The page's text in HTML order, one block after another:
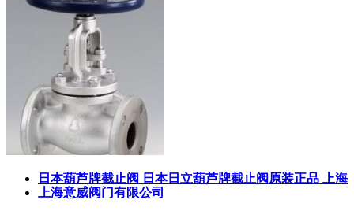
日本葫芦牌截止阀 日本日立葫芦牌截止阀原装正品 上海
上海意威阀门有限公司